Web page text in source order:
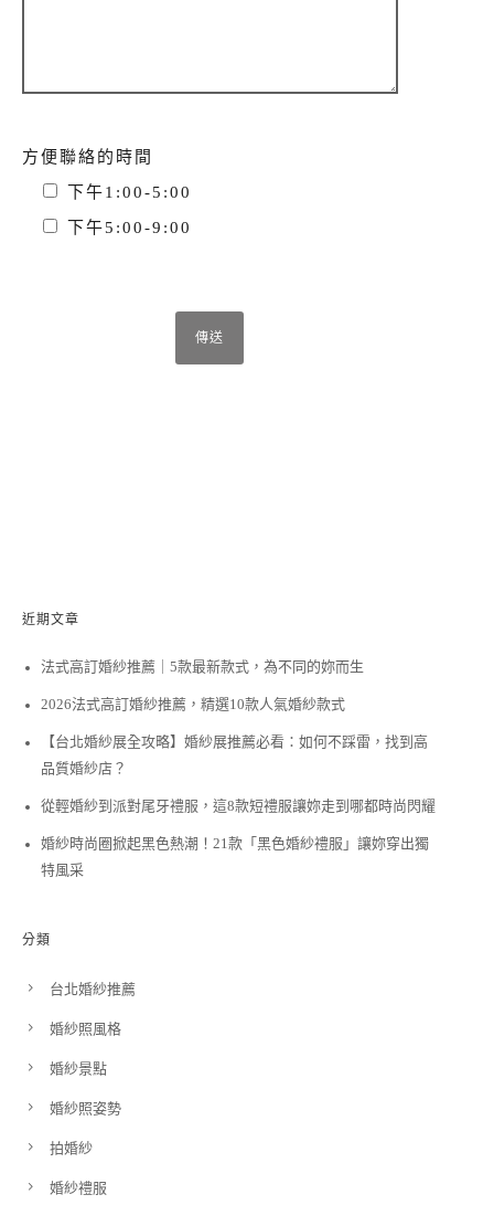
方便聯絡的時間
下午1:00-5:00
下午5:00-9:00
近期文章
法式高訂婚紗推薦｜5款最新款式，為不同的妳而生
2026法式高訂婚紗推薦，精選10款人氣婚紗款式
【台北婚紗展全攻略】婚紗展推薦必看：如何不踩雷，找到高
品質婚紗店？
從輕婚紗到派對尾牙禮服，這8款短禮服讓妳走到哪都時尚閃耀
婚紗時尚圈掀起黑色熱潮！21款「黑色婚紗禮服」讓妳穿出獨
特風采
分類
台北婚紗推薦
婚紗照風格
婚紗景點
婚紗照姿勢
拍婚紗
婚紗禮服